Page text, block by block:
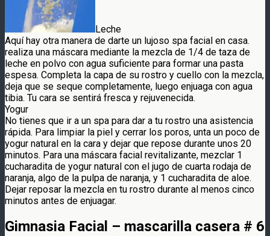
Leche
Aquí hay otra manera de darte un lujoso spa facial en casa.
realiza una máscara mediante la mezcla de 1/4 de taza de
leche en polvo con agua suficiente para formar una pasta
espesa. Completa la capa de su rostro y cuello con la mezcla,
deja que se seque completamente, luego enjuaga con agua
tibia. Tu cara se sentirá fresca y rejuvenecida.
Yogur
No tienes que ir a un spa para dar a tu rostro una asistencia
rápida. Para limpiar la piel y cerrar los poros, unta un poco de
yogur natural en la cara y dejar que repose durante unos 20
minutos. Para una máscara facial revitalizante, mezclar 1
cucharadita de yogur natural con el jugo de cuarta rodaja de
naranja, algo de la pulpa de naranja, y 1 cucharadita de aloe.
Dejar reposar la mezcla en tu rostro durante al menos cinco
minutos antes de enjuagar.
Gimnasia Facial – mascarilla casera # 6